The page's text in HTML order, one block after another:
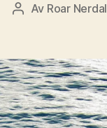
Innleggsforfatter
Av Roar Nerdal